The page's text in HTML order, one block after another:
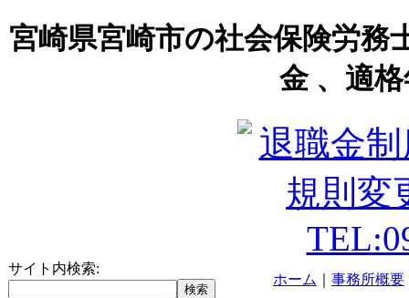
宮崎県宮崎市の社会保険労務
金 、適
サイト内検索:
ホーム 事務所概要